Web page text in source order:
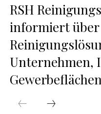
RSH
informiert
Unternehmen,
Gewerbeflächen